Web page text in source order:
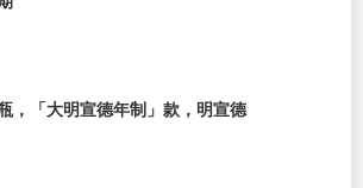
，「大明宣德年制」款，明宣德